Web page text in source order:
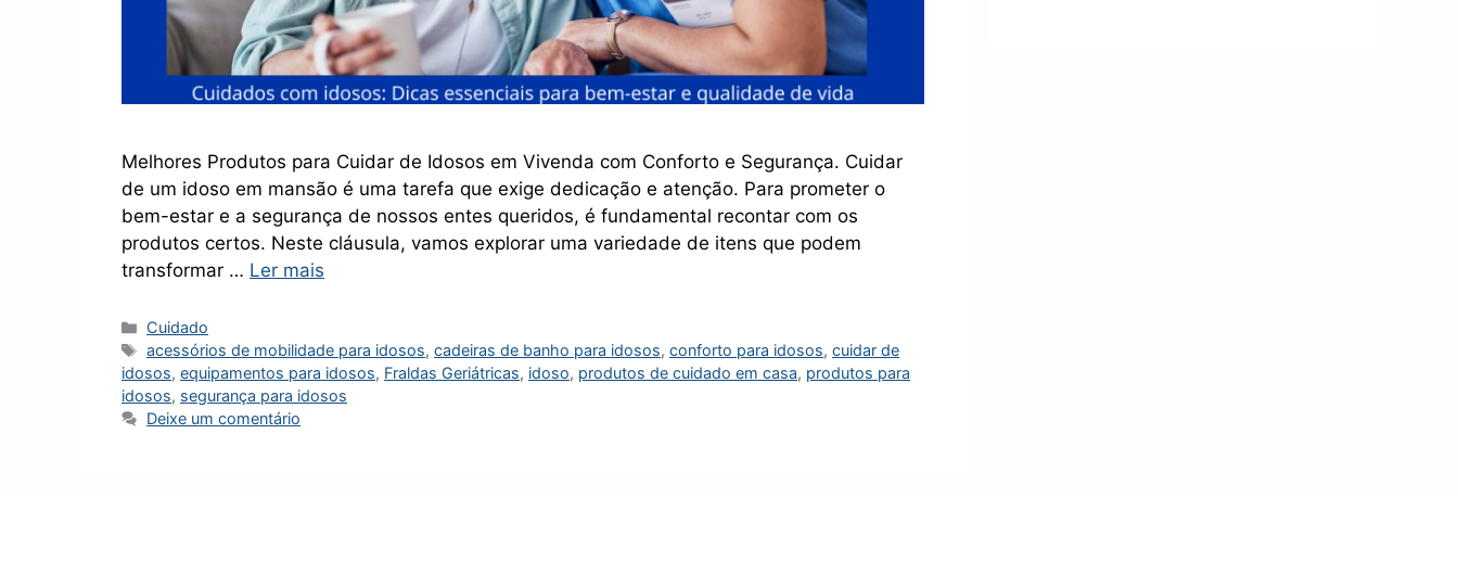
Melhores Produtos para Cuidar de Idosos em Vivenda com Conforto e Segurança. Cuidar
de um idoso em mansão é uma tarefa que exige dedicação e atenção. Para prometer o
bem-estar e a segurança de nossos entes queridos, é fundamental recontar com os
produtos certos. Neste cláusula, vamos explorar uma variedade de itens que podem
transformar … Ler mais
Categorias
Cuidado
Tags
acessórios de mobilidade para idosos,cadeiras de banho para idosos,conforto para idosos,cuidar de
idosos, equipamentos para idosos, Fraldas Geriátricas, idoso, produtos de cuidado em casa, produtos para
idosos, segurança para idosos
Deixe um comentário